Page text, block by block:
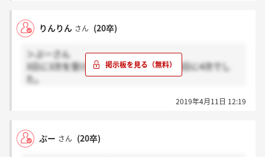
りんりん さん (20卒)
＞ぷーさん
3日に3次を受けて次の日に連絡きて、8日に4次でし
た。
2019年4月11日 12:19
ぷー さん (20卒)